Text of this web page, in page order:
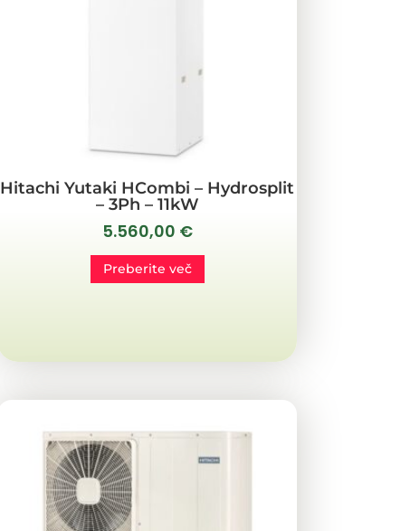
Hitachi Yutaki HCombi – Hydrosplit
– 3Ph – 11kW
5.560,00 €
Preberite več